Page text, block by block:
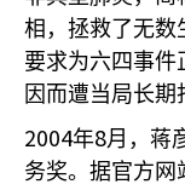
相，拯救了无数
要求为六四事件
因而遭当局长期
2004年8月，蒋
务奖。据官方网